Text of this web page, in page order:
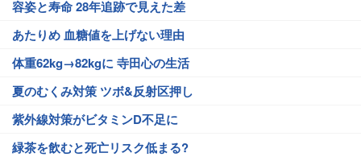
容姿と寿命 28年追跡で見えた差
あたりめ 血糖値を上げない理由
体重62kg→82kgに 寺田心の生活
夏のむくみ対策 ツボ&反射区押し
紫外線対策がビタミンD不足に
緑茶を飲むと死亡リスク低まる?